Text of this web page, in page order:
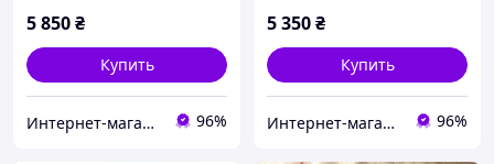
5 850₴
Купить
Интернет-магазин "Pegas" 96%
5 350₴
Купить
Интернет-магазин "Pegas" 96%